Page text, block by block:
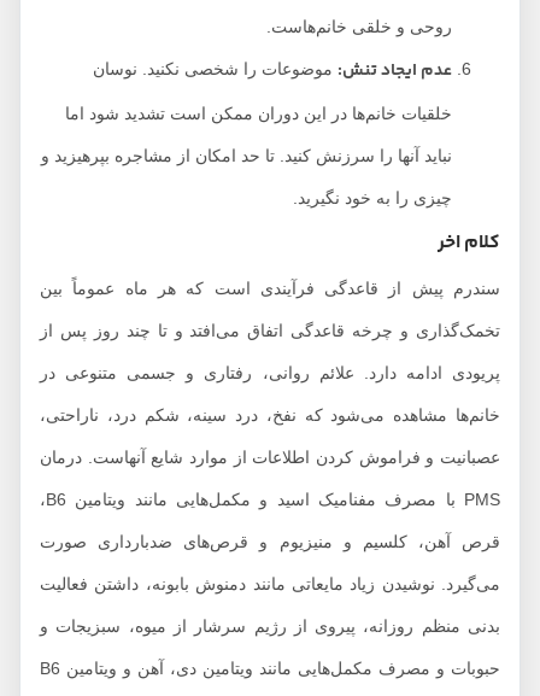
روحی و خلقی خانم‌هاست.
عدم ایجاد تنش:موضوعات را شخصی نکنید. نوسان
خلقیات خانم‌ها در این دوران ممکن است تشدید شود اما
نباید آنها را سرزنش کنید. تا حد امکان از مشاجره بپرهیزید و
چیزی را به خود نگیرید.
کلام اخر
سندرم پیش از قاعدگی فرآیندی است که هر ماه عموماً بین
تخمک‌گذاری و چرخه قاعدگی اتفاق می‌افتد و تا چند روز پس از
پریودی ادامه دارد. علائم روانی، رفتاری و جسمی متنوعی در
خانم‌ها مشاهده می‌شود که نفخ، درد سینه، شکم درد، ناراحتی،
عصبانیت و فراموش کردن اطلاعات از موارد شایع آنهاست. درمان
PMS با مصرف مفنامیک اسید و مکمل‌هایی مانند ویتامین B6،
قرص آهن، کلسیم و منیزیوم و قرص‌های ضدبارداری صورت
می‌گیرد. نوشیدن زیاد مایعاتی مانند دمنوش بابونه، داشتن فعالیت
بدنی منظم روزانه، پیروی از رژیم سرشار از میوه، سبزیجات و
حبوبات و مصرف مکمل‌هایی مانند ویتامین دی، آهن و ویتامین B6